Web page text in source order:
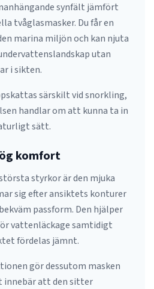
synfält jämfört
tvåglasmasker. Du får en
marina miljön och kan njuta
utan
i sikten.
särskilt vid snorkling,
handlar om att kunna ta in
sätt.
komfort
styrkor är den mjuka
sig efter ansiktets konturer
passform. Den hjälper
vattenläckage samtidigt
fördelas jämnt.
gör dessutom masken
innebär att den sitter